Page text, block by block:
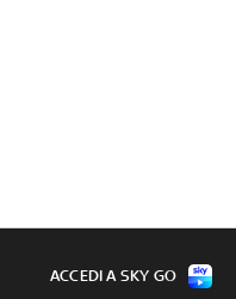
ACCEDI A SKY GO